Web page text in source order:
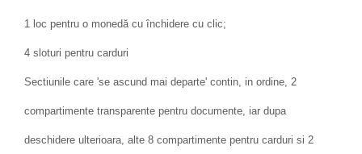
1 loc pentru o monedă cu închidere cu clic;
4 sloturi pentru carduri
Sectiunile care 'se ascund mai departe' contin, in ordine, 2
compartimente transparente pentru documente, iar dupa
deschidere ulterioara, alte 8 compartimente pentru carduri si 2